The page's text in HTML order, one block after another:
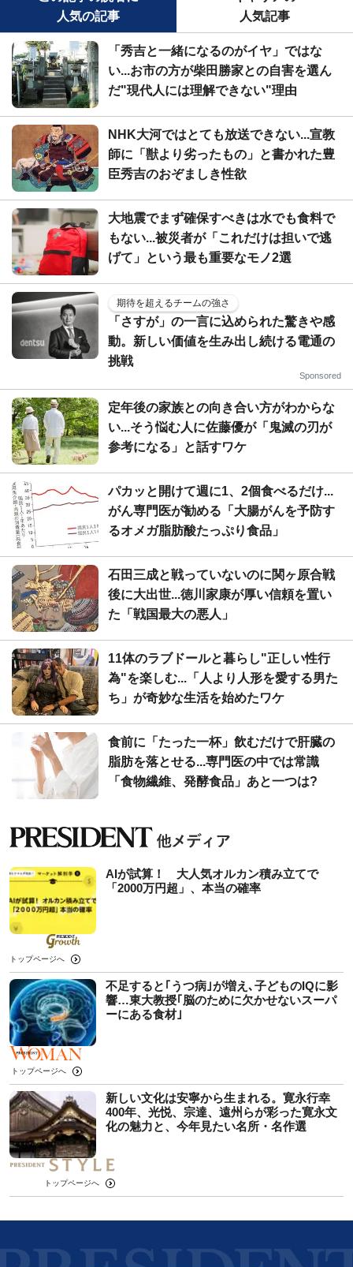
人気の記事
人気記事
「秀吉と一緒になるのがイヤ」ではな
い...お市の方が柴田勝家との自害を選ん
だ"現代人には理解できない"理由
NHK大河ではとても放送できない...宣教
師に「獣より劣ったもの」と書かれた豊
臣秀吉のおぞましき性欲
大地震でまず確保すべきは水でも食料で
もない...被災者が「これだけは担いで逃
げて」という最も重要なモノ2選
期待を超えるチームの強さ
「さすが」の一言に込められた驚きや感
動。新しい価値を生み出し続ける電通の
挑戦
Sponsored
定年後の家族との向き合い方がわからな
い...そう悩む人に佐藤優が「鬼滅の刃が
参考になる」と話すワケ
パカッと開けて週に1、2個食べるだけ...
がん専門医が勧める「大腸がんを予防す
るオメガ脂肪酸たっぷり食品」
石田三成と戦っていないのに関ヶ原合戦
後に大出世...徳川家康が厚い信頼を置い
た「戦国最大の悪人」
11体のラブドールと暮らし"正しい性行
為"を楽しむ...「人より人形を愛する男た
ち」が奇妙な生活を始めたワケ
食前に「たった一杯」飲むだけで肝臓の
脂肪を落とせる...専門医の中では常識
「食物繊維、発酵食品」あと一つは?
AIが試算！ 大人気オルカン積み立てで
「2000万円超」、本当の確率
トップページへ
不足すると｢うつ病｣が増え､子どものIQに影
響…東大教授｢脳のために欠かせないスーパ
ーにある食材｣
トップページへ
新しい文化は安寧から生まれる。寛永行幸
400年、光悦、宗達、遠州らが彩った寛永文
化の魅力と、今年見たい名所・名作選
トップページへ